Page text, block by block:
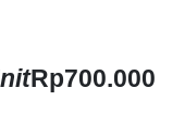
Rp700.000